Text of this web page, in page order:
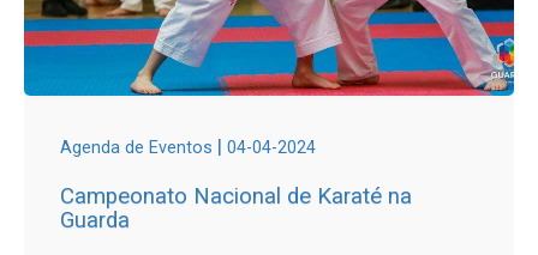
Agenda de Eventos | 04-04-2024
Campeonato Nacional de Karaté na
Guarda